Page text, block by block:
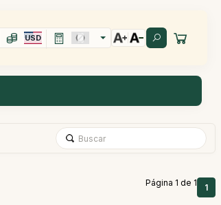
USD
Página 1 de 1 1